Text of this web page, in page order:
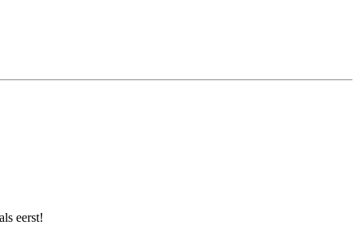
eerst!